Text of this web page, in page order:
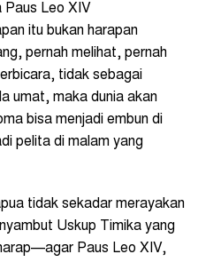
Paus Leo XIV
itu bukan harapan
pernah melihat, pernah
tidak sebagai
umat, maka dunia akan
bisa menjadi embun di
pelita di malam yang
tidak sekadar merayakan
Uskup Timika yang
Paus Leo XIV,